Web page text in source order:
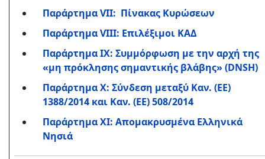
Παράρτημα VII: Πίνακας Κυρώσεων
Παράρτημα VIIΙ: Επιλέξιμοι ΚΑΔ
Παράρτημα IΧ: Συμμόρφωση με την αρχή της
«μη πρόκλησης σημαντικής βλάβης» (DNSH)
Παράρτημα Χ: Σύνδεση μεταξύ Καν. (ΕΕ)
1388/2014 και Καν. (ΕΕ) 508/2014
Παράρτημα XΙ: Απομακρυσμένα Ελληνικά
Νησιά